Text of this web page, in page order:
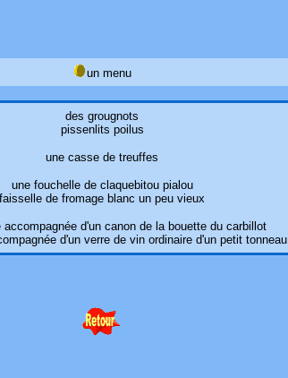
un menu
des grougnots
pissenlits poilus
une casse de treuffes
une fouchelle de claquebitou pialou
faisselle de fromage blanc un peu vieux
accompagnée d'un canon de la bouette du carbillot
d'un verre de vin ordinaire d'un petit tonneau